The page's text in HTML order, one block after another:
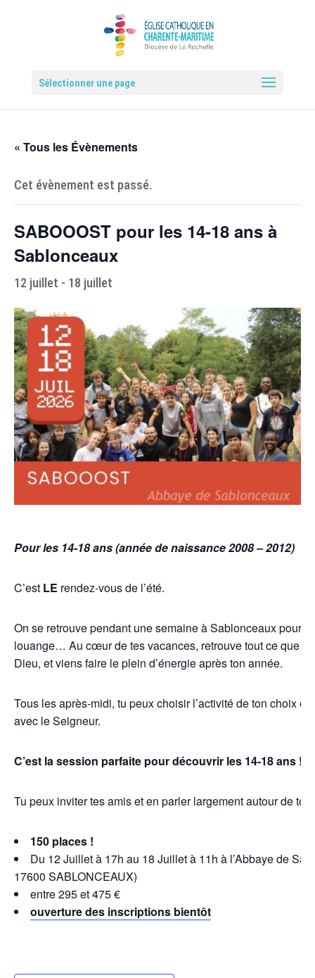
Sélectionner une page
« Tous les Évènements
Cet évènement est passé.
SABOOOST pour les 14-18 ans à
Sablonceaux
12 juillet - 18 juillet
Pour les 14-18 ans (année de naissance 2008 – 2012)
C’est LE rendez-vous de l’été.
On se retrouve pendant une semaine à Sablonceaux pour
louange… Au cœur de tes vacances, retrouve tout ce que
Dieu, et viens faire le plein d’énergie après ton année.
Tous les après-midi, tu peux choisir l’activité de ton choix
avec le Seigneur.
C’est la session parfaite pour découvrir les 14-18 ans !
Tu peux inviter tes amis et en parler largement autour de toi.
150 places !
Du 12 Juillet à 17h au 18 Juillet à 11h à l’Abbaye de
17600 SABLONCEAUX)
entre 295 et 475 €
ouverture des inscriptions bientôt